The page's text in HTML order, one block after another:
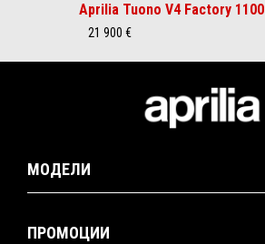
Aprilia Tuono V4 Factory 1100
21 900 €
МОДЕЛИ
ПРОМОЦИИ